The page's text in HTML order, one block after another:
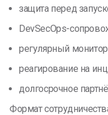
защита перед
DevSecOps-
регулярный
реагирование на
долгосрочное
Формат